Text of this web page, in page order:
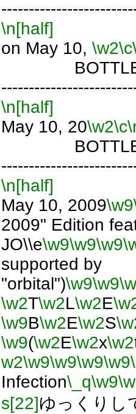
\n[half]
on May 10, \w2\c
BOTTLE
\n[half]
May 10, 20\w2\c
BOTTLE
\n[half]
May 10, 2009\w9
2009" Edition
JO\\e\w9\w9\w9
supported by
"orbital")\w9\w9
\w2T\w2L\w2E
\w9B\w2E\w2S
\w9(\w2E\w2x\w2
w2\w9\w9\w9\w9
Infection\_q\w9
s[22]ゆっくりし